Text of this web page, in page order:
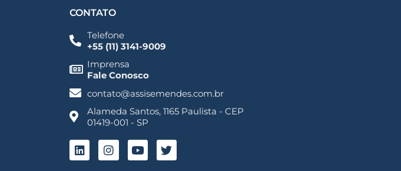
CONTATO
Telefone
+55 (11) 3141-9009
Imprensa
Fale Conosco
contato@assisemendes.com.br
Alameda Santos, 1165 Paulista - CEP
01419-001 - SP